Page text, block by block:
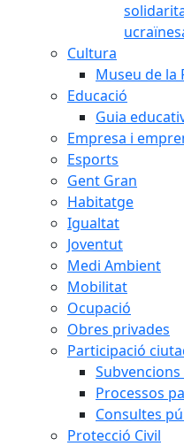
Cultura
Museu de la
Educació
Guia
Empresa i
Esports
Gent Gran
Habitatge
Igualtat
Joventut
Medi Ambient
Mobilitat
Ocupació
Obres privades
Participació
Processos
Consultes
Protecció Civil